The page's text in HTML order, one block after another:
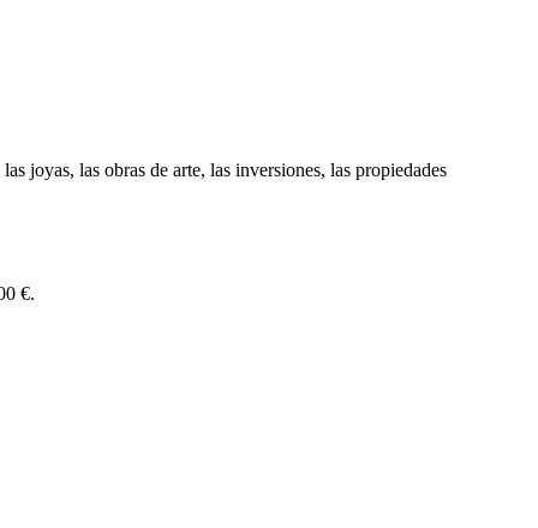
joyas, las obras de arte, las inversiones, las propiedades
€.